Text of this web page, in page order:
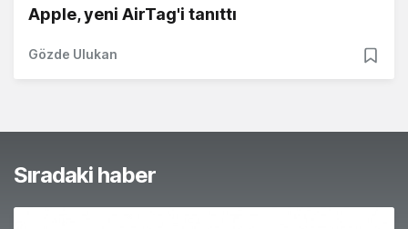
Apple, yeni AirTag'i tanıttı
Gözde Ulukan
Sıradaki haber